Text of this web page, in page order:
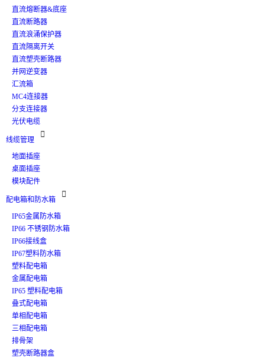
直流熔断器&底座
直流断路器
直流浪涌保护器
直流隔离开关
直流塑壳断路器
并网逆变器
汇流箱
MC4连接器
分支连接器
光伏电缆
线缆管理

地面插座
桌面插座
模块配件
配电箱和防水箱

IP65金属防水箱
IP66 不锈钢防水箱
IP66接线盒
IP67塑料防水箱
塑料配电箱
金属配电箱
IP65 塑料配电箱
叠式配电箱
单相配电箱
三相配电箱
排骨架
塑壳断路器盒